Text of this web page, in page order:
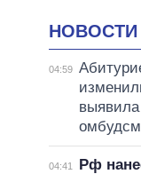
НОВОСТИ
04:59
04:41
Рф